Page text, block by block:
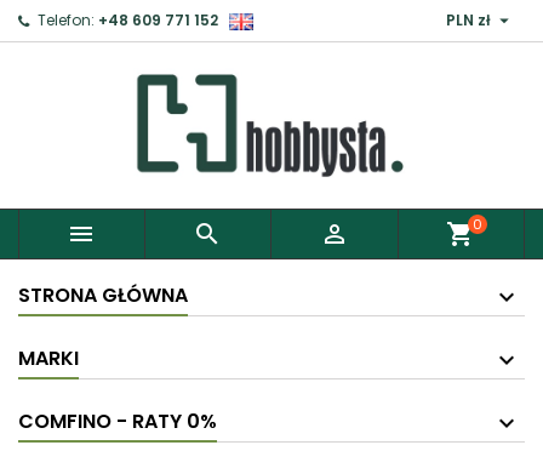
Telefon: +48 609 771 152 PLN zł 
   shopping_cart0
STRONA GŁÓWNA
MARKI
COMFINO - RATY 0%